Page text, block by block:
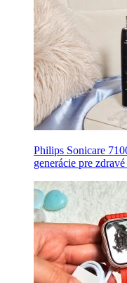
Philips Sonicare
generácie pre